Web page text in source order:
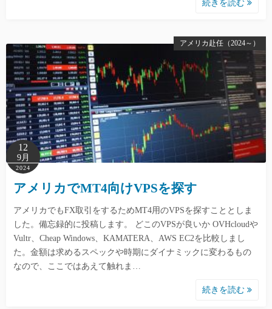
続きを読む
アメリカ赴任（2024～）
12
9月
2024
アメリカでMT4向けVPSを探す
アメリカでもFX取引をするためMT4用のVPSを探すこととしま
した。備忘録的に投稿します。 どこのVPSが良いか OVHcloudや
Vultr、Cheap Windows、KAMATERA、AWS EC2を比較しまし
た。金額は求めるスペックや時期にダイナミックに変わるもの
なので、ここではあえて触れま…
続きを読む